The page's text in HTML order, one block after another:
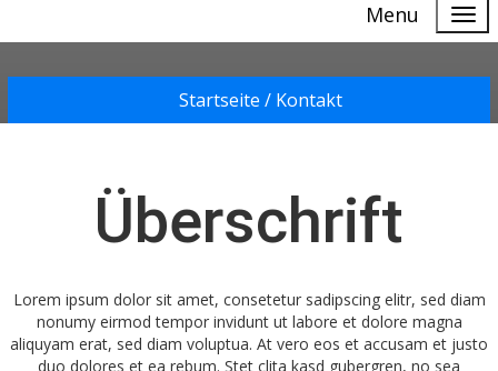
Menu
Startseite / Kontakt
Überschrift
Lorem ipsum dolor sit amet, consetetur sadipscing elitr, sed diam
nonumy eirmod tempor invidunt ut labore et dolore magna
aliquyam erat, sed diam voluptua. At vero eos et accusam et justo
duo dolores et ea rebum. Stet clita kasd gubergren, no sea